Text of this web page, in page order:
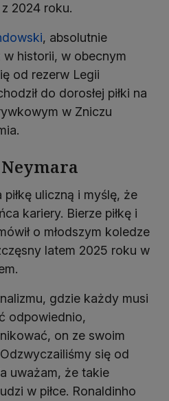
2024 roku.
, absolutnie
w historii, w obecnym
od rezerw Legii
do dorosłej piłki na
w Zniczu
uliczną i myślę, że
kariery. Bierze piłkę i
o młodszym koledze
latem 2025 roku w
gdzie każdy musi
odpowiednio,
on ze swoim
się od
uważam, że takie
w piłce. Ronaldinho